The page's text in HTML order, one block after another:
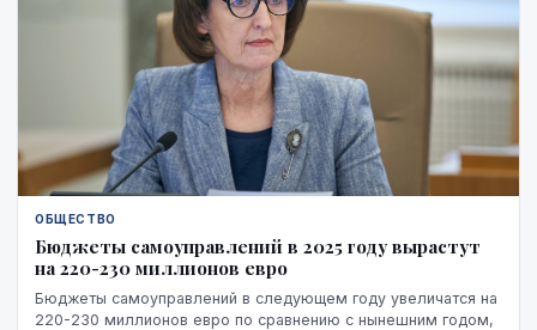
ОБЩЕСТВО
Бюджеты самоуправлений в 2025 году вырастут
на 220-230 миллионов евро
Бюджеты самоуправлений в следующем году увеличатся на
220-230 миллионов евро по сравнению с нынешним годом,